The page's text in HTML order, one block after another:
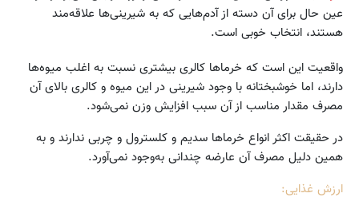
عین حال برای آن دسته از آدم‌هایی که به شیرینی‌ها علاقه‌مند
هستند، انتخاب خوبی است.
واقعیت این است که خرماها کالری بیشتری نسبت به اغلب میوه‌ها
دارند، اما خوشبختانه با وجود شیرینی در این میوه و کالری بالای آن
مصرف مقدار مناسب از آن سبب افزایش وزن نمی‌شود.
در حقیقت اکثر انواع خرماها سدیم و کلسترول و چربی ندارند و به
همین دلیل مصرف آن عارضه چندانی به‌وجود نمی‌آورد.
ارزش غذایی: